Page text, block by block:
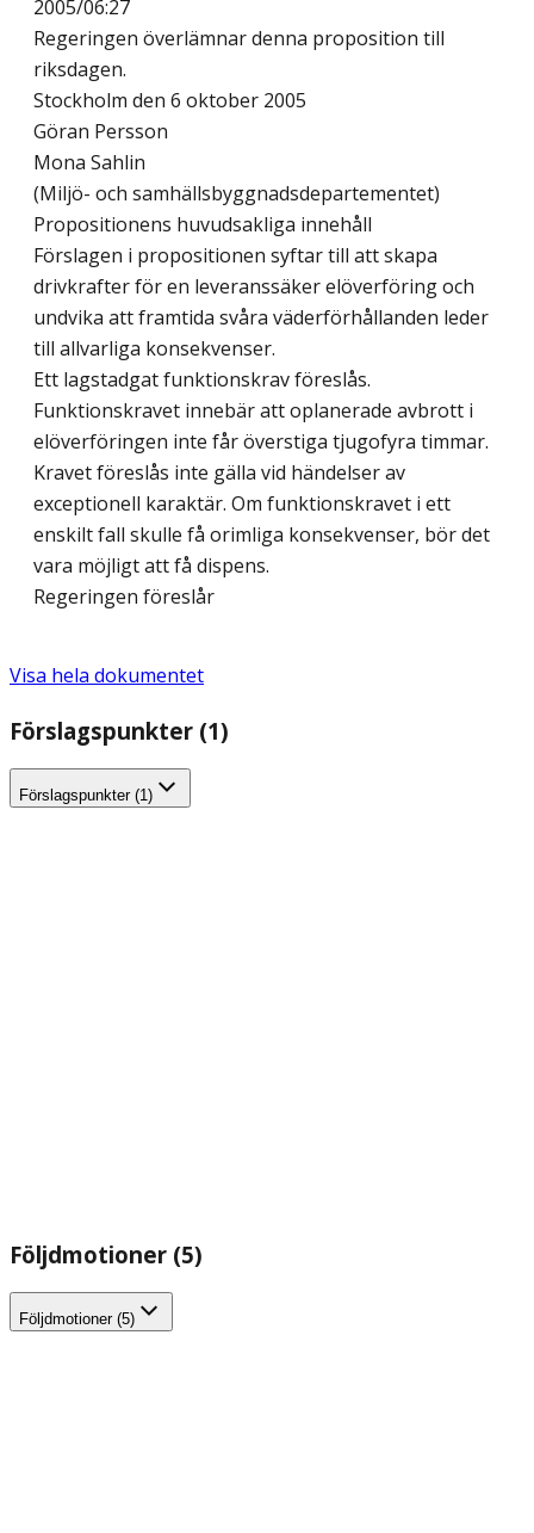
2005/06:27
Regeringen överlämnar denna proposition till
riksdagen.
Stockholm den 6 oktober 2005
Göran Persson
Mona Sahlin
(Miljö- och samhällsbyggnadsdepartementet)
Propositionens huvudsakliga innehåll
Förslagen i propositionen syftar till att skapa
drivkrafter för en leveranssäker elöverföring och
undvika att framtida svåra väderförhållanden leder
till allvarliga konsekvenser.
Ett lagstadgat funktionskrav föreslås.
Funktionskravet innebär att oplanerade avbrott i
elöverföringen inte får överstiga tjugofyra timmar.
Kravet föreslås inte gälla vid händelser av
exceptionell karaktär. Om funktionskravet i ett
enskilt fall skulle få orimliga konsekvenser, bör det
vara möjligt att få dispens.
Regeringen föreslår
Visa hela dokumentet
Förslagspunkter (1)
Förslagspunkter (1)
Följdmotioner (5)
Följdmotioner (5)